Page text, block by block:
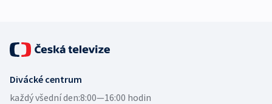
Divácké centrum
každý všední den:8:00—16:00 hodin